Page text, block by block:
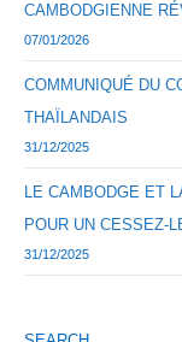
CAMBODGIENNE
07/01/2026
COMMUNIQUÉ DU
THAÏLANDAIS
31/12/2025
LE CAMBODGE ET
POUR UN CESSEZ-
31/12/2025